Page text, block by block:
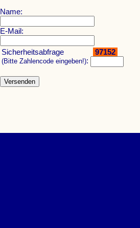
Name:
E-Mail:
Sicherheitsabfrage
(Bitte Zahlencode eingeben!):
97152